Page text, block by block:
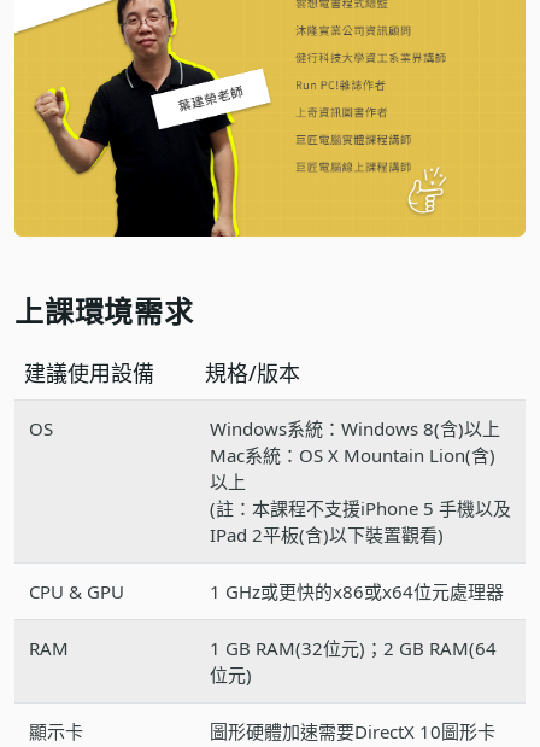
上課環境需求
建議使用設備 規格/版本
OS
Windows系統：Windows 8(含)以上
Mac系統：OS X Mountain Lion(含)
以上
(註：本課程不支援iPhone 5 手機以及
IPad 2平板(含)以下裝置觀看)
CPU & GPU 1 GHz或更快的x86或x64位元處理器
RAM
1 GB RAM(32位元)；2 GB RAM(64
位元)
顯示卡
圖形硬體加速需要DirectX 10圖形卡